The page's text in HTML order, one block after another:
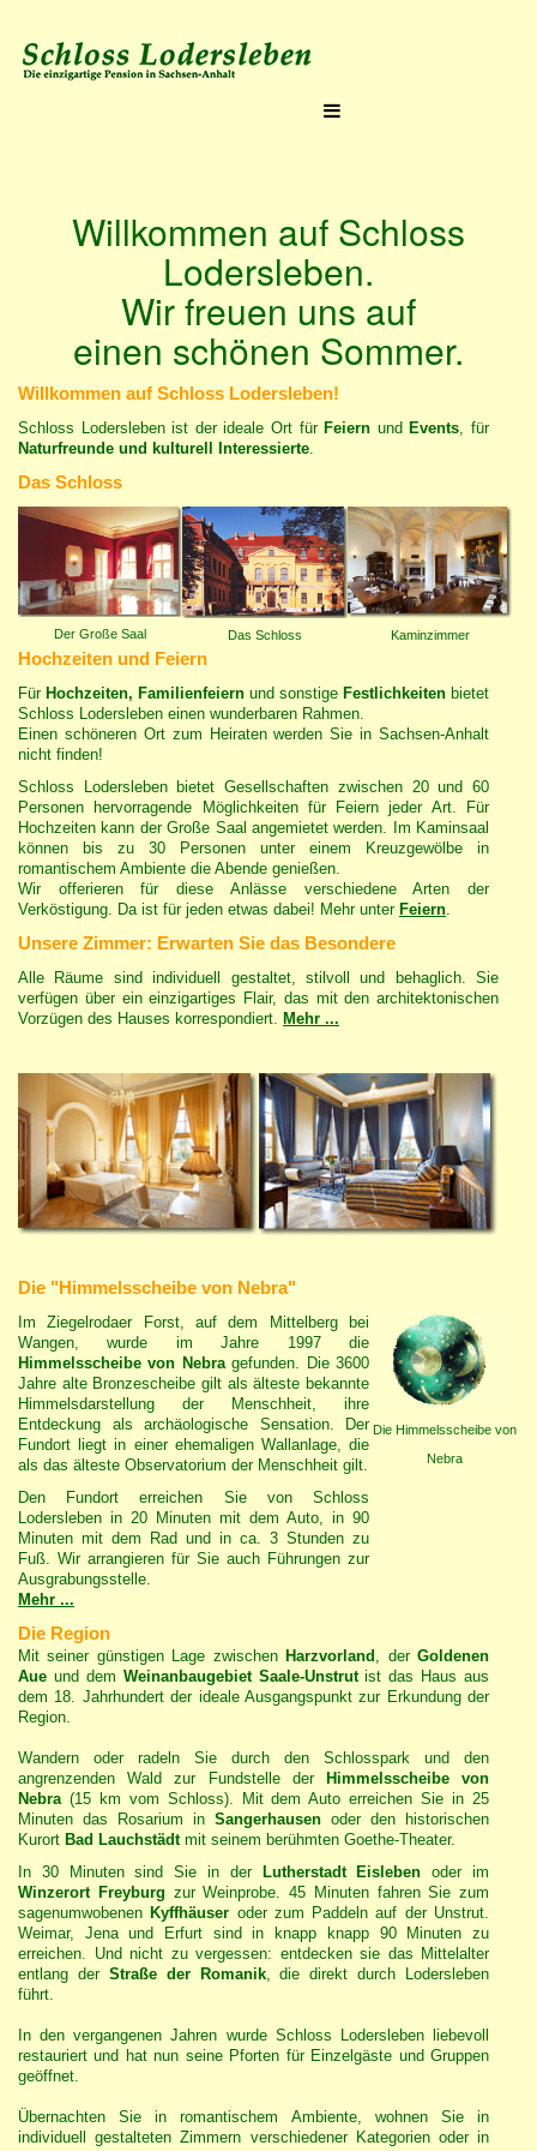
Willkommen auf Schloss
Lodersleben.
Wir freuen uns auf
einen schönen Sommer.
Willkommen auf Schloss Lodersleben!
Schloss Lodersleben ist der ideale Ort für Feiern und Events, für
Naturfreunde und kulturell Interessierte.
Das Schloss
Der Große Saal Das Schloss Kaminzimmer
Hochzeiten und Feiern
Für Hochzeiten, Familienfeiern und sonstige Festlichkeiten bietet
Schloss Lodersleben einen wunderbaren Rahmen.
Einen schöneren Ort zum Heiraten werden Sie in Sachsen-Anhalt
nicht finden!
Schloss Lodersleben bietet Gesellschaften zwischen 20 und 60
Personen hervorragende Möglichkeiten für Feiern jeder Art. Für
Hochzeiten kann der Große Saal angemietet werden. Im Kaminsaal
können bis zu 30 Personen unter einem Kreuzgewölbe in
romantischem Ambiente die Abende genießen.
Wir offerieren für diese Anlässe verschiedene Arten der
Verköstigung. Da ist für jeden etwas dabei! Mehr unter Feiern.
Unsere Zimmer: Erwarten Sie das Besondere
Alle Räume sind individuell gestaltet, stilvoll und behaglich. Sie
verfügen über ein einzigartiges Flair, das mit den architektonischen
Vorzügen des Hauses korrespondiert. Mehr ...
Die "Himmelsscheibe von Nebra"
Im Ziegelrodaer Forst, auf dem Mittelberg bei
Wangen, wurde im Jahre 1997 die
Himmelsscheibe von Nebragefunden. Die 3600
Jahre alte Bronzescheibe gilt als älteste bekannte
Himmelsdarstellung der Menschheit, ihre
Entdeckung als archäologische Sensation. Der
Fundort liegt in einer ehemaligen Wallanlage, die
als das älteste Observatorium der Menschheit gilt.
Den Fundort erreichen Sie von Schloss
Lodersleben in 20 Minuten mit dem Auto, in 90
Minuten mit dem Rad und in ca. 3 Stunden zu
Fuß. Wir arrangieren für Sie auch Führungen zur
Ausgrabungsstelle.
Mehr ...
Die Himmelsscheibe von
Nebra
Die Region
Mit seiner günstigen Lage zwischen Harzvorland , derGoldenen
Aue und dem Weinanbaugebiet Saale-Unstrutist das Haus aus
dem 18. Jahrhundert der ideale Ausgangspunkt zur Erkundung der
Region.
Wandern oder radeln Sie durch den Schlosspark und den
angrenzenden Wald zur Fundstelle der
Himmelsscheibe von
Nebra(15 km vom Schloss). Mit dem Auto erreichen Sie in 25
Minuten das Rosarium in Sangerhausen oder den historischen
Kurort Bad Lauchstädtmit seinem berühmten Goethe-Theater.
In 30 Minuten sind Sie in der
Lutherstadt Eisleben oder im
Winzerort Freyburg zur Weinprobe. 45 Minuten fahren Sie zum
sagenumwobenen Kyffhäuser oder zum Paddeln auf der Unstrut.
Weimar, Jena und Erfurt sind in knapp knapp 90 Minuten zu
erreichen. Und nicht zu vergessen: entdecken sie das Mittelalter
entlang der Straße der Romanik, die direkt durch Lodersleben
führt.
In den vergangenen Jahren wurde Schloss Lodersleben liebevoll
restauriert und hat nun seine Pforten für Einzelgäste und Gruppen
geöffnet.
Übernachten Sie in romantischem Ambiente, wohnen Sie in
individuell gestalteten Zimmern verschiedener Kategorien oder in